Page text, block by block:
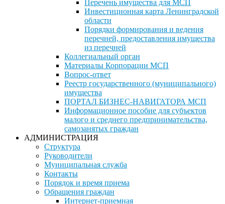
Перечень имущества для МСП
Инвестиционная карта Ленинградской
области
Порядки формирования и ведения
перечней, предоставления имущества
из перечней
Коллегиальный орган
Материалы Корпорации МСП
Вопрос-ответ
Реестр государственного (муниципального)
имущества
ПОРТАЛ БИЗНЕС-НАВИГАТОРА МСП
Информационное пособие для субъектов
малого и среднего предпринимательства,
самозанятых граждан
АДМИНИСТРАЦИЯ
Структура
Руководители
Муниципальная служба
Контакты
Порядок и время приема
Обращения граждан
Интернет-приемная